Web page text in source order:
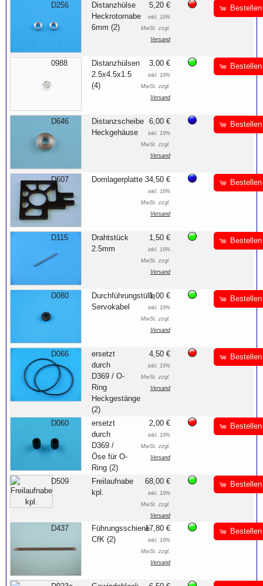
D256
Distanzhülse
Heckrotornabe
6mm (2)
5,20 €
inkl. 19%
MwSt. zzgl.
Versand
Bestellen
0988
Distanzhülsen
2.5x4.5x1.5
(4)
3,00 €
inkl. 19%
MwSt. zzgl.
Versand
Bestellen
D646
Distanzscheibe
Heckgehäuse
6,00 €
inkl. 19%
MwSt. zzgl.
Versand
Bestellen
D607 Domlagerplatte 34,50 €
inkl. 19%
MwSt. zzgl.
Versand
Bestellen
D115
Drahtstück
2.5mm
1,50 €
inkl. 19%
MwSt. zzgl.
Versand
Bestellen
D080
Durchführungstülle
Servokabel
1,00 €
inkl. 19%
MwSt. zzgl.
Versand
Bestellen
D066
ersetzt
durch
D369 / O-
Ring
Heckgestänge
(2)
4,50 €
inkl. 19%
MwSt. zzgl.
Versand
Bestellen
D060
ersetzt
durch
D369 /
Öse für O-
Ring (2)
2,00 €
inkl. 19%
MwSt. zzgl.
Versand
Bestellen
D509
Freilaufnabe
kpl.
68,00 €
inkl. 19%
MwSt. zzgl.
Versand
Bestellen
D437
Führungsschiene
CfK (2)
17,80 €
inkl. 19%
MwSt. zzgl.
Versand
Bestellen